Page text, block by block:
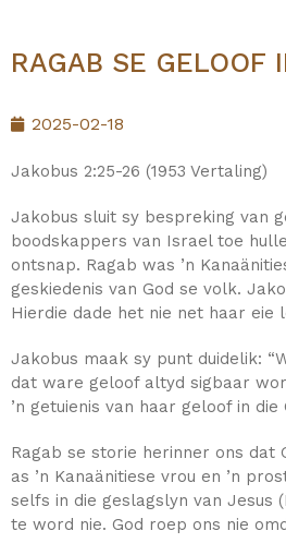
RAGAB SE GELOOF
2025-02-18
Jakobus 2:25-26 (1953 Vertaling)
Jakobus sluit sy bespreking van
boodskappers van Israel toe
ontsnap. Ragab was ’n
geskiedenis van God se volk.
Hierdie dade het nie net haar eie
Jakobus maak sy punt duidelik:
dat ware geloof altyd sigbaar
’n getuienis van haar geloof in
Ragab se storie herinner ons
as ’n Kanaänitiese vrou en ’n
selfs in die geslagslyn van Jesus
te word nie. God roep ons nie